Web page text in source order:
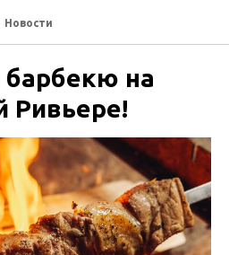
Новости
на
Ривьере!